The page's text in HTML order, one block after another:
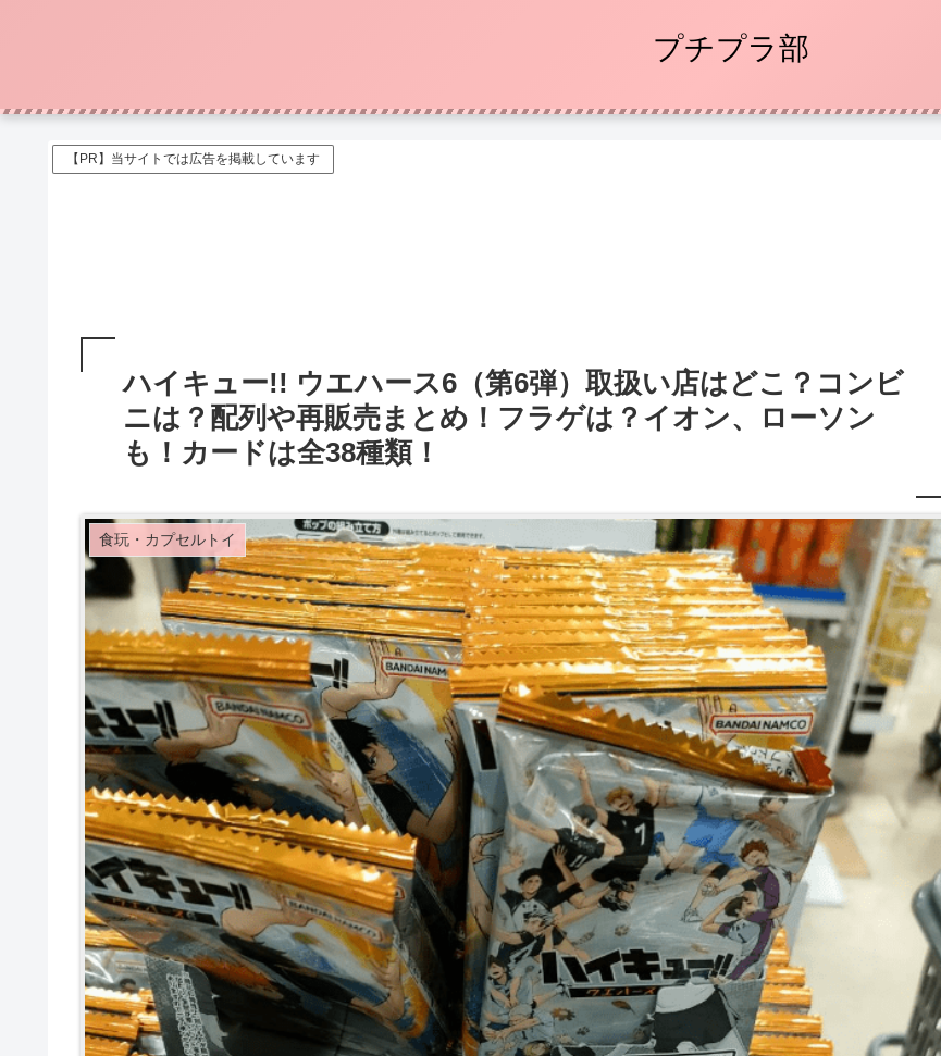
プチプラ部
【PR】当サイトでは広告を掲載しています
ハイキュー!! ウエハース6（第6弾）取扱い店はどこ？コンビ
ニは？配列や再販売まとめ！フラゲは？イオン、ローソン
も！カードは全38種類！
食玩・カプセルトイ